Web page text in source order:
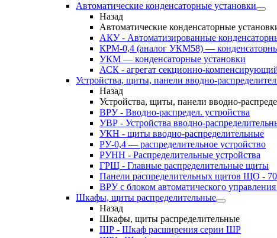
Автоматические конденсаторные установки
Назад
Автоматические конденсаторные
АКУ - Автоматизированные
КРМ-0,4 (аналог УКМ58) —
УКМ — конденсаторные установки
АСК - агрегат секционно-
Устройства, щиты, панели вводно-
Назад
Устройства, щиты, панели вводно-
ВРУ - Вводно-распредел. устройства
УВР - Устройства вводно-
УКН - щиты вводно-распределительные
РУ-0,4 — распределительное устройство
РУНН - Распределительные устройства
ГРЩ - Главные распределительные щиты
Панели распределительных щитов ЩО - 70
ВРУ с блоком автоматического
Шкафы, щиты распределительные
Назад
Шкафы, щиты распределительные
ШР - Шкаф расширения серии ШР